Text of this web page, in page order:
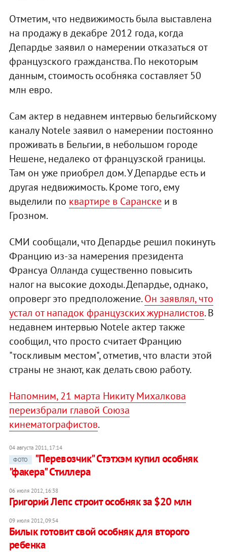
Отметим, что недвижимость была выставлена
на продажу в декабре 2012 года, когда
Депардье заявил о намерении отказаться от
французского гражданства. По некоторым
данным, стоимость особняка составляет 50
млн евро.
Сам актер в недавнем интервью бельгийскому
каналу Notele заявил о намерении постоянно
проживать в Бельгии, в небольшом городе
Нешене, недалеко от французской границы.
Там он уже приобрел дом. У Депардье есть и
другая недвижимость. Кроме того, ему
выделили по квартире в Саранскеи в
Грозном.
СМИ сообщали, что Депардье решил покинуть
Францию из-за намерения президента
Франсуа Олланда существенно повысить
налог на высокие доходы. Депардье, однако,
опроверг это предположение.Он заявлял, что
устал от нападок французских журналистов. В
недавнем интервью Notele актер также
сообщил, что просто считает Францию
"тоскливым местом", отметив, что власти этой
страны не знают, как делать свою работу.
Напомним, 21 марта Никиту Михалкова
переизбрали главой Союза
кинематографистов.
04 августа 2011, 17:14
ФОТО
"Перевозчик" Стэтхэм купил особняк
"факера" Стиллера
06 июля 2012, 16:38
Григорий Лепс строит особняк за $20 млн
09 июля 2012, 09:54
Билык готовит свой особняк для второго
ребенка